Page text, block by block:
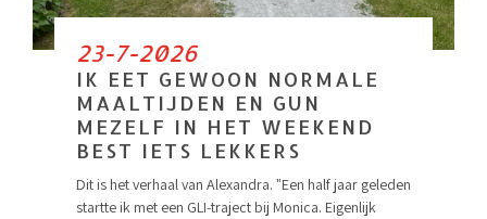
23-7-2026
IK EET GEWOON NORMALE
MAALTIJDEN EN GUN
MEZELF IN HET WEEKEND
BEST IETS LEKKERS
Dit is het verhaal van Alexandra. "Een half jaar geleden
startte ik met een GLI-traject bij Monica. Eigenlijk